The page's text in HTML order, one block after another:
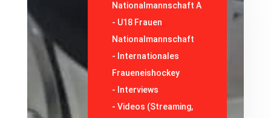
Nationalmannschaft A
- U18 Frauen
Nationalmannschaft
- Internationales
Fraueneishockey
- Interviews
-Videos (Streaming,